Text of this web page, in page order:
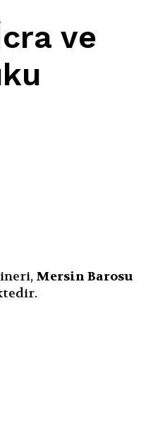
ve
Mersin Barosu